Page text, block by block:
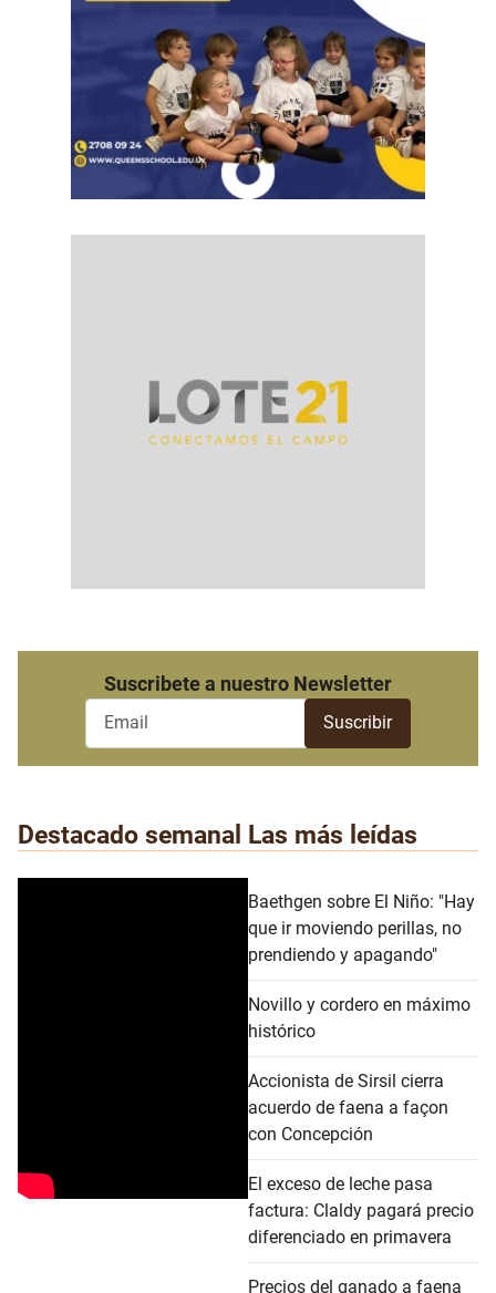
Suscribete a nuestro Newsletter
Destacado semanal Las más leídas
Baethgen sobre El Niño: "Hay
que ir moviendo perillas, no
prendiendo y apagando"
Novillo y cordero en máximo
histórico
Accionista de Sirsil cierra
acuerdo de faena a façon
con Concepción
El exceso de leche pasa
factura: Claldy pagará precio
diferenciado en primavera
Precios del ganado a faena